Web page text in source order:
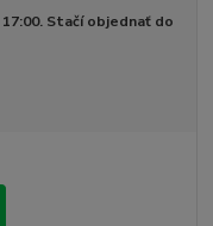
Stačí objednať do